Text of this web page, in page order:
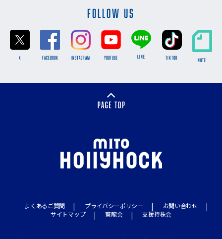
FOLLOW US
X FACEBOOK INSTAGRAM YOUTUBE LINE TikTok NOTE
よくあるご質問 プライバシーポリシー
お問い合わせ
サイトマップ
葵龍会 支援持株会